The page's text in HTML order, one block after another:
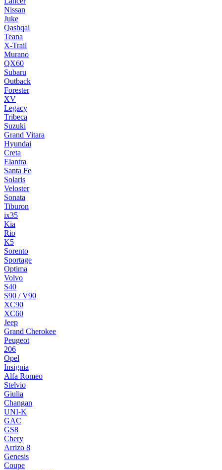
Nissan
Juke
Qashqai
Teana
X-Trail
Murano
QX60
Subaru
Outback
Forester
XV
Legacy
Tribeca
Suzuki
Grand Vitara
Hyundai
Creta
Elantra
Santa Fe
Solaris
Veloster
Sonata
Tiburon
ix35
Kia
Rio
K5
Sorento
Sportage
Optima
Volvo
S40
S90 / V90
XC90
XC60
Jeep
Grand Cherokee
Peugeot
206
Opel
Insignia
Alfa Romeo
Stelvio
Giulia
Changan
UNI-K
GAC
GS8
Chery
Arrizo 8
Genesis
Coupe